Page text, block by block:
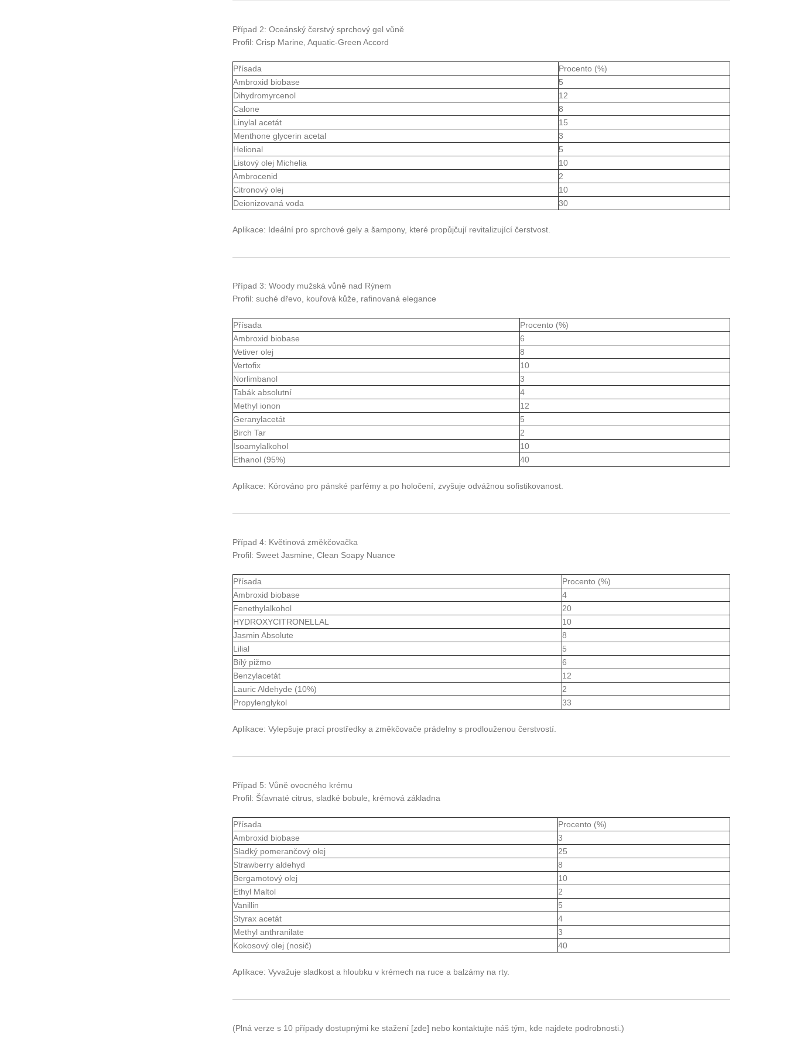
Případ 2: Oceánský čerstvý sprchový gel vůně
Profil: Crisp Marine, Aquatic-Green Accord
Přísada
Procento (%)
Ambroxid biobase
5
Dihydromyrcenol
12
Calone
8
Linylal acetát
15
Menthone glycerin acetal
3
Helional
5
Listový olej Michelia
10
Ambrocenid
2
Citronový olej
10
Deionizovaná voda
30
Aplikace: Ideální pro sprchové gely a šampony, které propůjčují revitalizující čerstvost.
Případ 3: Woody mužská vůně nad Rýnem
Profil: suché dřevo, kouřová kůže, rafinovaná elegance
Přísada
Procento (%)
Ambroxid biobase
6
Vetiver olej
8
Vertofix
10
Norlimbanol
3
Tabák absolutní
4
Methyl ionon
12
Geranylacetát
5
Birch Tar
2
Isoamylalkohol
10
Ethanol (95%)
40
Aplikace: Kórováno pro pánské parfémy a po holočení, zvyšuje odvážnou sofistikovanost.
Případ 4: Květinová změkčovačka
Profil: Sweet Jasmine, Clean Soapy Nuance
Přísada
Procento (%)
Ambroxid biobase
4
Fenethylalkohol
20
HYDROXYCITRONELLAL
10
Jasmin Absolute
8
Lilial
5
Bílý pižmo
6
Benzylacetát
12
Lauric Aldehyde (10%)
2
Propylenglykol
33
Aplikace: Vylepšuje prací prostředky a změkčovače prádelny s prodlouženou čerstvostí.
Případ 5: Vůně ovocného krému
Profil: Šťavnaté citrus, sladké bobule, krémová základna
Přísada
Procento (%)
Ambroxid biobase
3
Sladký pomerančový olej
25
Strawberry aldehyd
8
Bergamotový olej
10
Ethyl Maltol
2
Vanillin
5
Styrax acetát
4
Methyl anthranilate
3
Kokosový olej (nosič)
40
Aplikace: Vyvažuje sladkost a hloubku v krémech na ruce a balzámy na rty.
(Plná verze s 10 případy dostupnými ke stažení [zde] nebo kontaktujte náš tým, kde najdete podrobnosti.)